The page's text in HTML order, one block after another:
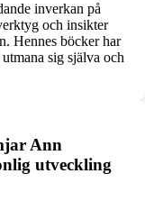
inverkan på
och insikter
Hennes böcker har
sig själva och
Ann
utveckling